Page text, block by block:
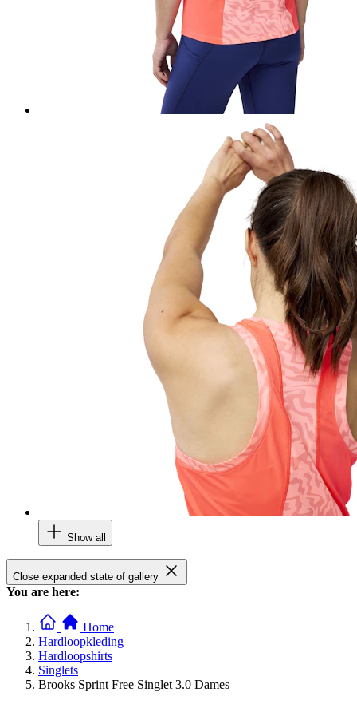
Show all
Close expanded state of gallery
You are here:
Home
Hardloopkleding
Hardloopshirts
Singlets
Brooks Sprint Free Singlet 3.0 Dames